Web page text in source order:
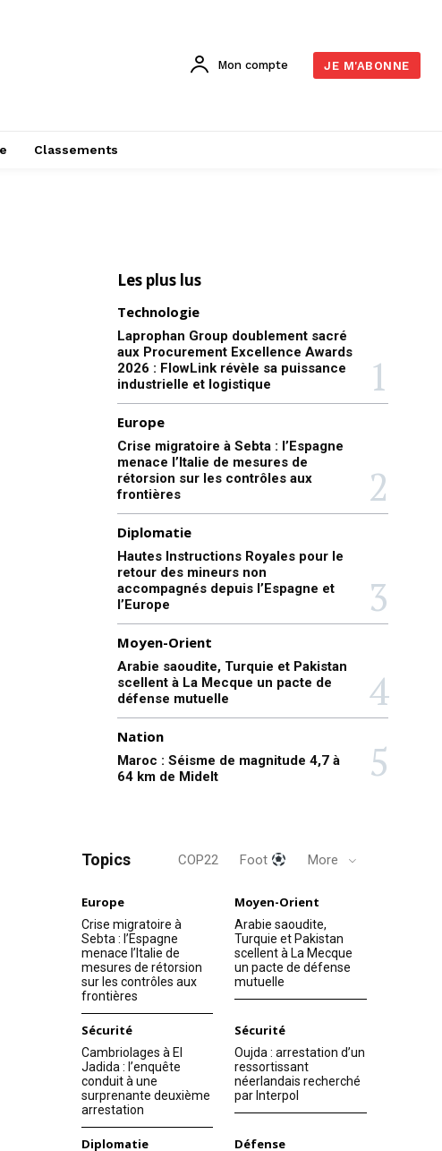
Mon compte JE M'ABONNE
Classements
Les plus lus
Technologie
Laprophan Group doublement sacré
aux Procurement Excellence Awards
2026 : FlowLink révèle sa puissance
industrielle et logistique
Europe
Crise migratoire à Sebta : l’Espagne
menace l’Italie de mesures de
rétorsion sur les contrôles aux
frontières
Diplomatie
Hautes Instructions Royales pour le
retour des mineurs non
accompagnés depuis l’Espagne et
l’Europe
Moyen-Orient
Arabie saoudite, Turquie et Pakistan
scellent à La Mecque un pacte de
défense mutuelle
Nation
Maroc : Séisme de magnitude 4,7 à
64 km de Midelt
Topics COP22 Foot More
Europe
Crise migratoire à
Sebta : l’Espagne
menace l’Italie de
mesures de rétorsion
sur les contrôles aux
frontières
Moyen-Orient
Arabie saoudite,
Turquie et Pakistan
scellent à La Mecque
un pacte de défense
mutuelle
Sécurité
Cambriolages à El
Jadida : l’enquête
conduit à une
surprenante deuxième
arrestation
Sécurité
Oujda : arrestation d’un
ressortissant
néerlandais recherché
par Interpol
Diplomatie Défense